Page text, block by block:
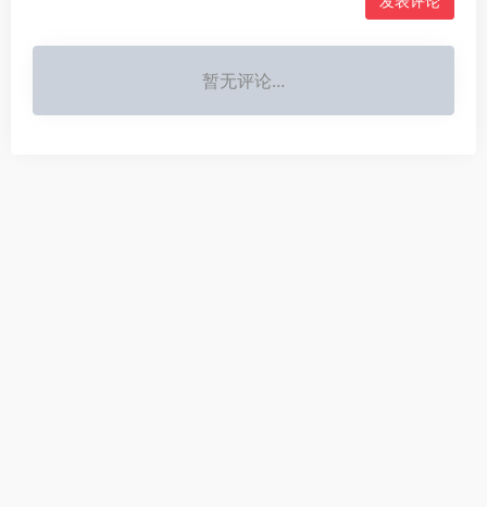
暂无评论...